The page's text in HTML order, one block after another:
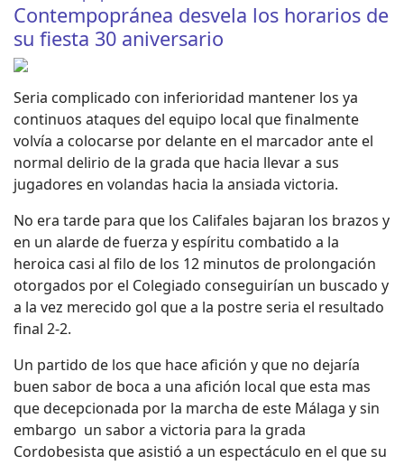
Contempopránea desvela los horarios de
su fiesta 30 aniversario
Seria complicado con inferioridad mantener los ya
continuos ataques del equipo local que finalmente
volvía a colocarse por delante en el marcador ante el
normal delirio de la grada que hacia llevar a sus
jugadores en volandas hacia la ansiada victoria.
No era tarde para que los Califales bajaran los brazos y
en un alarde de fuerza y espíritu combatido a la
heroica casi al filo de los 12 minutos de prolongación
otorgados por el Colegiado conseguirían un buscado y
a la vez merecido gol que a la postre seria el resultado
final 2-2.
Un partido de los que hace afición y que no dejaría
buen sabor de boca a una afición local que esta mas
que decepcionada por la marcha de este Málaga y sin
embargo un sabor a victoria para la grada
Cordobesista que asistió a un espectáculo en el que su